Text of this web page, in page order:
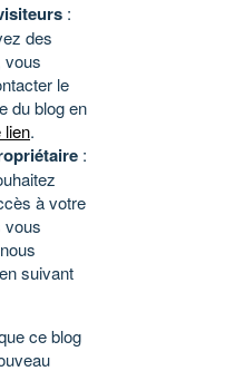
:
des
vous
le
du blog en
lien.
:
à votre
vous
suivant
ce blog